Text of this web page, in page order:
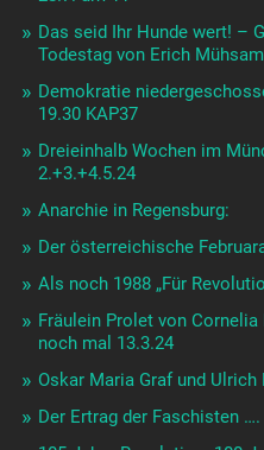
Das seid Ihr Hunde wert! –
Todestag von Erich
Demokratie
19.30 KAP37
Dreieinhalb Wochen im
2.+3.+4.5.24
Anarchie in Regensburg:
Der österreichische
Als noch 1988 „Für
Fräulein Prolet von
noch mal 13.3.24
Oskar Maria Graf und Ulrich
Der Ertrag der Faschisten ….